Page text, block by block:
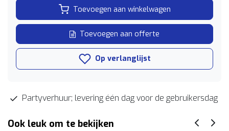
Toevoegen aan winkelwagen
Toevoegen aan offerte
Op verlanglijst
Partyverhuur; levering één dag voor de gebruikersdag
Ook leuk om te bekijken